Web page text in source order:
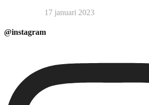
17 januari 2023
@instagram